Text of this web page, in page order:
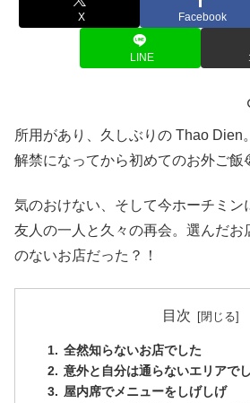
X Facebook
LINE
所用があり、久しぶりの Thao Dien
解禁になってから初めてのお外ご飯
気のおけない、そして今ホーチミン
友人の一人と久々の再会。選んだお
のないお店だった？！
目次
全然知らないお店でした
意外と自分は通らないエリアで
屋内席でメニューをしげしげ